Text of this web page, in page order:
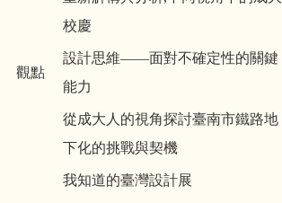
校慶
觀點
設計思維——面對不確定性的關鍵
能力
從成大人的視角探討臺南市鐵路地
下化的挑戰與契機
我知道的臺灣設計展